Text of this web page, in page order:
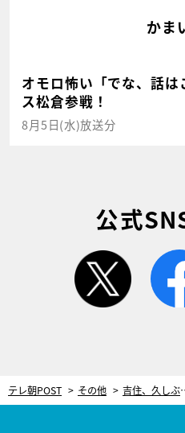
かま
オモロ怖い「でな、話
ス松倉参戦！
8月5日(水)放送分
公式
twitter
テレ朝POST その他 吉住、久しぶりの帰省で感